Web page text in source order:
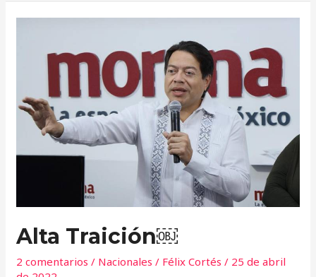
Alta Traición￼
2 comentarios / Nacionales / Félix Cortés/ 25 de abril